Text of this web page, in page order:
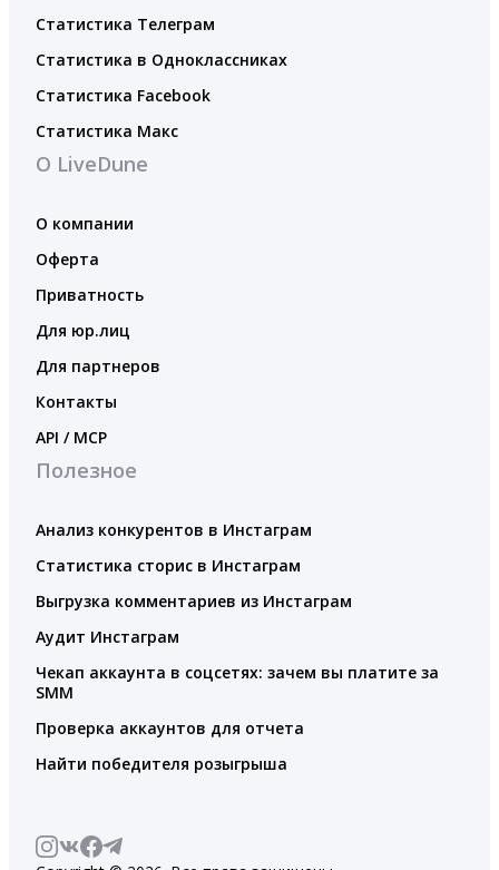
Статистика Телеграм
Статистика в Одноклассниках
Статистика Facebook
Статистика Макс
О LiveDune
О компании
Оферта
Приватность
Для юр.лиц
Для партнеров
Контакты
API / MCP
Полезное
Анализ конкурентов в Инстаграм
Статистика сторис в Инстаграм
Выгрузка комментариев из Инстаграм
Аудит Инстаграм
Чекап аккаунта в соцсетях: зачем вы платите за
SMM
Проверка аккаунтов для отчета
Найти победителя розыгрыша